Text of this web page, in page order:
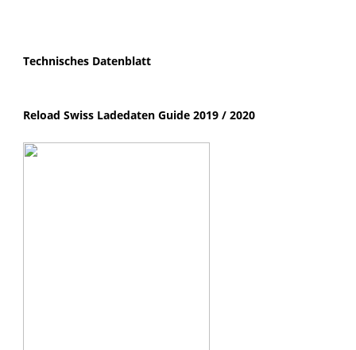
Technisches Datenblatt
Reload Swiss Ladedaten Guide 2019 / 2020